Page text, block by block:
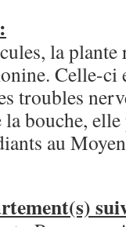
la plante
Celle-ci
troubles
bouche,
au